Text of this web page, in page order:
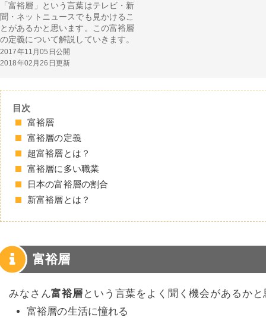
「富裕層」という言葉はテレビ・新
聞・ネットニュースでも見かけるこ
とがあるかと思います。この富裕層
の定義について解説していきます。
2017年11月05日公開
2018年02月26日更新
目次
富裕層
富裕層の定義
超富裕層とは？
富裕層に多い職業
日本の富裕層の割合
新富裕層とは？
富裕層
みなさん富裕層 という言葉をよく聞く機会があるか
富裕層の生活に憧れる